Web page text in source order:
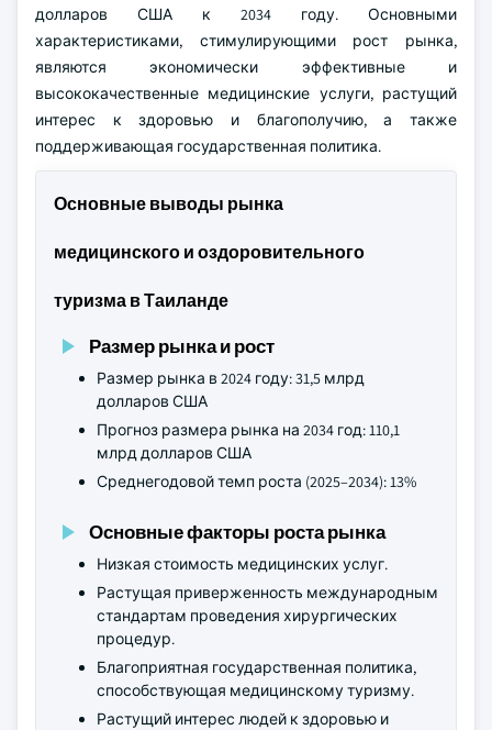
долларов США к 2034 году. Основными
характеристиками, стимулирующими рост рынка,
являются экономически эффективные и
высококачественные медицинские услуги, растущий
интерес к здоровью и благополучию, а также
поддерживающая государственная политика.
Основные выводы рынка
медицинского и оздоровительного
туризма в Таиланде
Размер рынка и рост
Размер рынка в 2024 году: 31,5 млрд
долларов США
Прогноз размера рынка на 2034 год: 110,1
млрд долларов США
Среднегодовой темп роста (2025–2034): 13%
Основные факторы роста рынка
Низкая стоимость медицинских услуг.
Растущая приверженность международным
стандартам проведения хирургических
процедур.
Благоприятная государственная политика,
способствующая медицинскому туризму.
Растущий интерес людей к здоровью и